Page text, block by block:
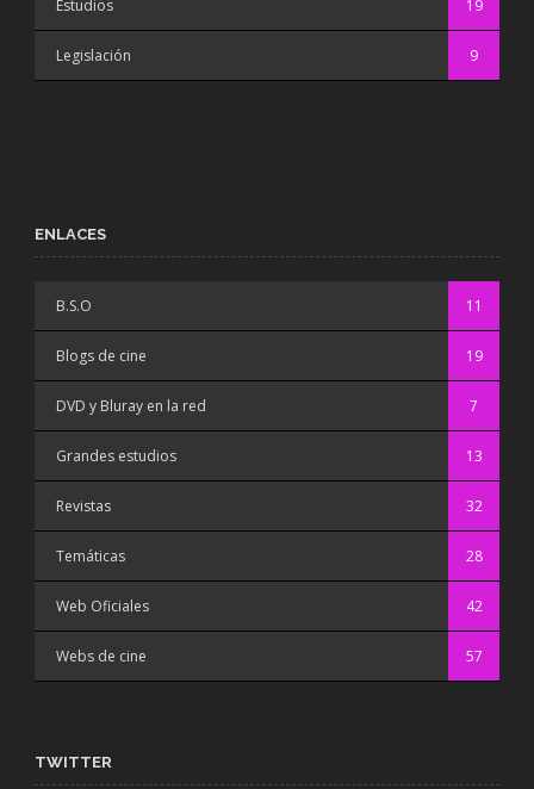
Estudios 19
Legislación 9
ENLACES
B.S.O 11
Blogs de cine 19
DVD y Bluray en la red 7
Grandes estudios 13
Revistas 32
Temáticas 28
Web Oficiales 42
Webs de cine 57
TWITTER